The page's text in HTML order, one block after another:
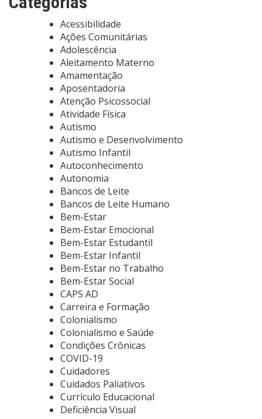
Acessibilidade
Ações Comunitárias
Adolescência
Aleitamento Materno
Amamentação
Aposentadoria
Atenção Psicossocial
Atividade Física
Autismo
Autismo e Desenvolvimento
Autismo Infantil
Autoconhecimento
Autonomia
Bancos de Leite
Bancos de Leite Humano
Bem-Estar
Bem-Estar Emocional
Bem-Estar Estudantil
Bem-Estar Infantil
Bem-Estar no Trabalho
Bem-Estar Social
CAPS AD
Carreira e Formação
Colonialismo
Colonialismo e Saúde
Condições Crônicas
COVID-19
Cuidadores
Cuidados Paliativos
Currículo Educacional
Deficiência Visual